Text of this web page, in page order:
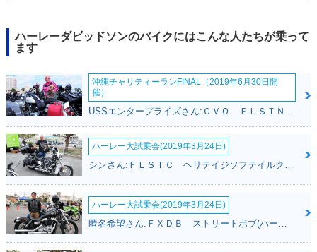
ハーレーダビッドソンのバイクにはこんな人たちが乗って
ます
沖縄チャリティーランFINAL（2019年6月30日開
催）
ハーレー大試乗会(2019年3月24日)
シンさん:ＦＬＳＴＣ ヘリテイジソフテイルクラシック(ハーレーダビッドソン)
ハーレー大試乗会(2019年3月24日)